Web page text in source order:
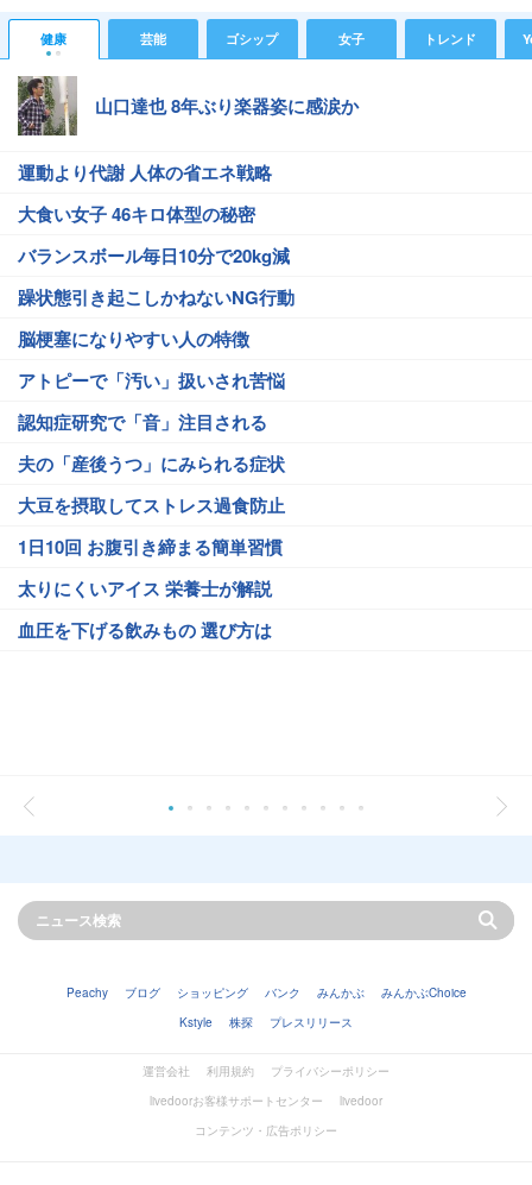
健康 芸能 ゴシップ 女子 トレンド
山口達也 8年ぶり楽器姿に感涙か
運動より代謝 人体の省エネ戦略
大食い女子 46キロ体型の秘密
バランスボール毎日10分で20kg減
躁状態引き起こしかねないNG行動
脳梗塞になりやすい人の特徴
アトピーで「汚い」扱いされ苦悩
認知症研究で「音」注目される
夫の「産後うつ」にみられる症状
大豆を摂取してストレス過食防止
1日10回 お腹引き締まる簡単習慣
太りにくいアイス 栄養士が解説
血圧を下げる飲みもの 選び方は
Peachy ブログ ショッピング バンク みんかぶ
みんかぶChoice
Kstyle
株探 プレスリリース
運営会社 利用規約
プライバシーポリシー
livedoorお客様サポートセンター
livedoor
コンテンツ・広告ポリシー